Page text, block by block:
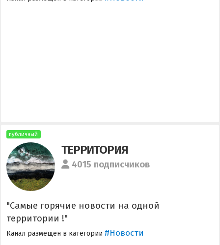
публичный
ТЕРРИТОРИЯ
4015 подписчиков
"Самые горячие новости на одной
территории !"
Канал размещен в категории #Новости